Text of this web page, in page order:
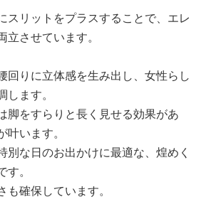
スリットをプラスすることで、エレ
させています。
回りに立体感を生み出し、女性らし
ます。
脚をすらりと長く見せる効果があ
います。
別な日のお出かけに最適な、煌めく
。
確保しています。